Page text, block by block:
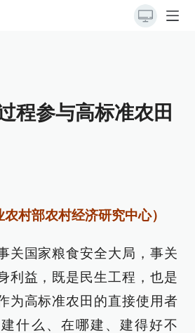
程参与高标准农田
村部农村经济研究中心）
关国家粮食安全大局，事关
利益，既是民生工程，也是
为高标准农田的直接使用者
什么、在哪建、建得好不